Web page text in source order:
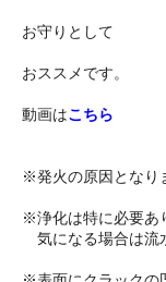
お守りとして
おススメです。
動画はこちら
※発火の原因となり
※浄化は特に必要あ
気になる場合は流